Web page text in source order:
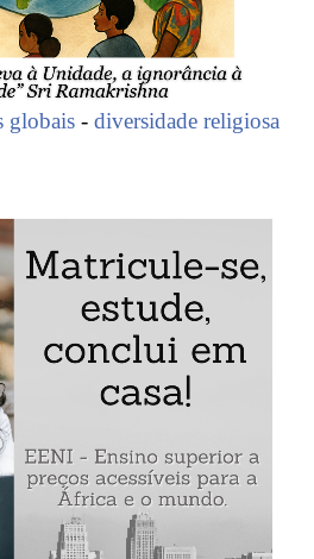
globais- diversidade religiosa
Católica Maronita
de Antioquia
da Igreja Católica
de negócios mexicano)